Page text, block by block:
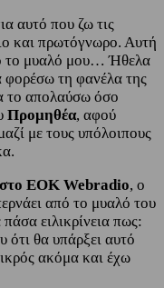
αυτό που ζω τις
και πρωτόγνωρο. Αυτή
το μυαλό μου… Ήθελα
φορέσω τη φανέλα της
το απολαύσω όσο
Προμηθέα, αφού
με τους υπόλοιπους
EOK Webradio, ο
από το μυαλό του
πάσα ειλικρίνεια πως:
θα υπάρξει αυτό
ακόμα και έχω